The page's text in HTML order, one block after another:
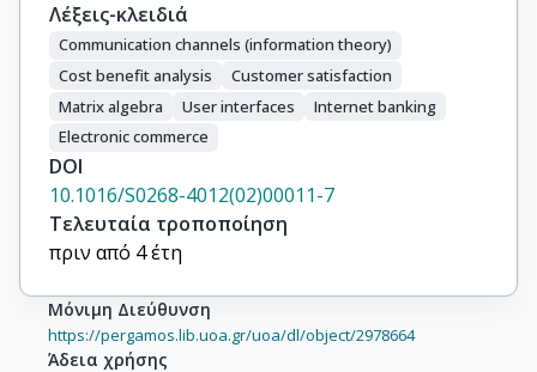
Λέξεις-κλειδιά
Communication channels (information theory)
Cost benefit analysis
Customer satisfaction
Matrix algebra
User interfaces
Internet banking
Electronic commerce
DOI
10.1016/S0268-4012(02)00011-7
Τελευταία τροποποίηση
πριν από 4 έτη
Μόνιμη Διεύθυνση
https://pergamos.lib.uoa.gr/uoa/dl/object/2978664
Άδεια χρήσης